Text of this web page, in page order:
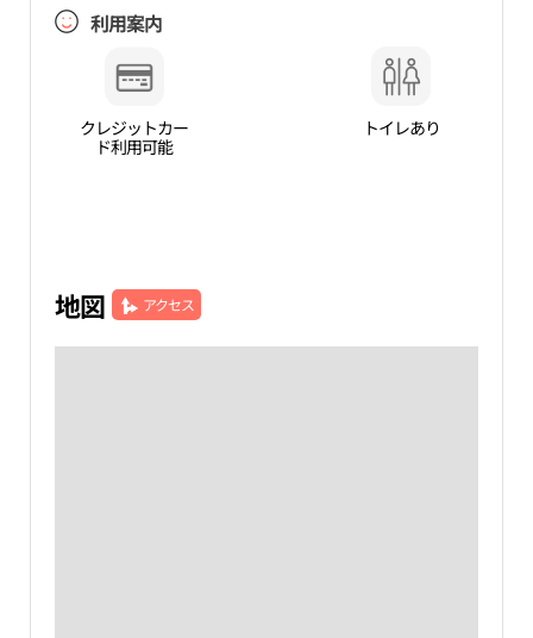
利用案内
クレジットカー
ド利用可能
トイレあり
地図 アクセス